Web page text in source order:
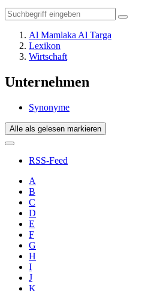
Al Mamlaka Al Targa
Lexikon
Wirtschaft
Unternehmen
Synonyme
Alle als gelesen markieren
RSS-Feed
A
B
C
D
E
F
G
H
I
J
K